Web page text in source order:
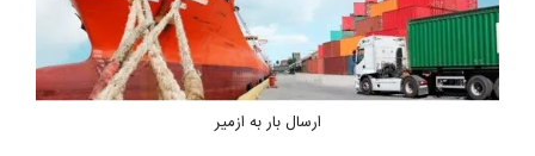
ارسال بار به ازمیر